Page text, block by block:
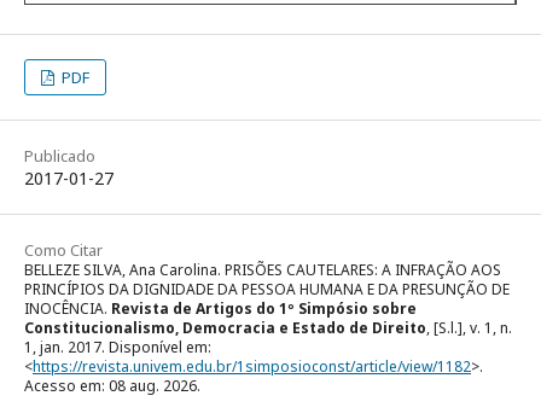
PDF
Publicado
2017-01-27
Como Citar
BELLEZE SILVA, Ana Carolina. PRISÕES CAUTELARES: A INFRAÇÃO AOS
PRINCÍPIOS DA DIGNIDADE DA PESSOA HUMANA E DA PRESUNÇÃO DE
INOCÊNCIA. Revista de Artigos do 1º Simpósio sobre
Constitucionalismo, Democracia e Estado de Direito, [S.l.], v. 1, n.
1, jan. 2017. Disponível em:
<https://revista.univem.edu.br/1simposioconst/article/view/1182>.
Acesso em: 08 aug. 2026.